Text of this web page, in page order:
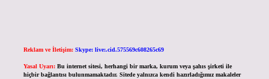
Reklam ve İletişim: Skype: live:.cid.575569c608265c69
Yasal Uyarı: Bu internet sitesi, herhangi bir marka, kurum veya şahıs şirketi ile
hiçbir bağlantısı bulunmamaktadır. Sitede yalnızca kendi hazırladığımız makaleler